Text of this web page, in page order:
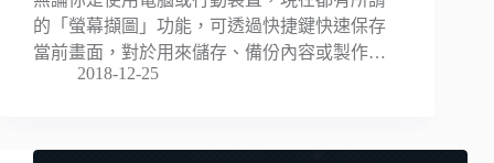
的「螢幕擷圖」功能，可透過快捷鍵快速保存
當前畫面，對於用來儲存、備份內容或製作…
2018-12-25